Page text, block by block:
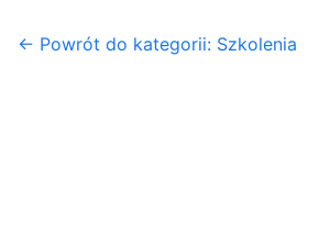
← Powrót do kategorii: Szkolenia